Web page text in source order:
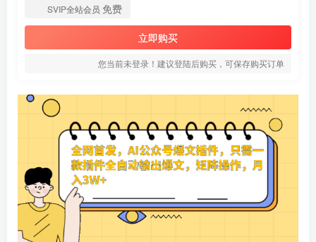
SVIP全站会员 免费
立即购买
您当前未登录！建议登陆后购买，可保存购买订单